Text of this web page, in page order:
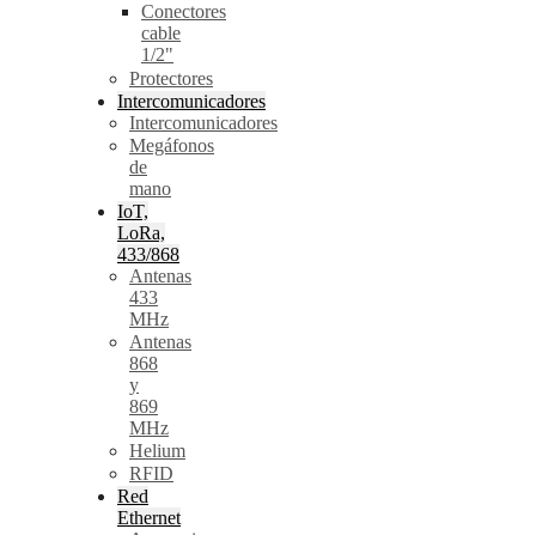
Conectores
cable
1/2"
Protectores
Intercomunicadores
Intercomunicadores
Megáfonos
de
mano
IoT,
LoRa,
433/868
Antenas
433
MHz
Antenas
868
y
869
MHz
Helium
RFID
Red
Ethernet